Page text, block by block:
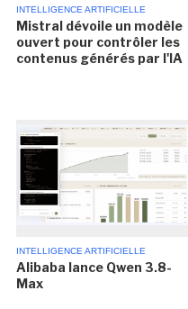
INTELLIGENCE ARTIFICIELLE
Mistral dévoile un modèle
ouvert pour contrôler les
contenus générés par l'IA
INTELLIGENCE ARTIFICIELLE
Alibaba lance Qwen 3.8-
Max